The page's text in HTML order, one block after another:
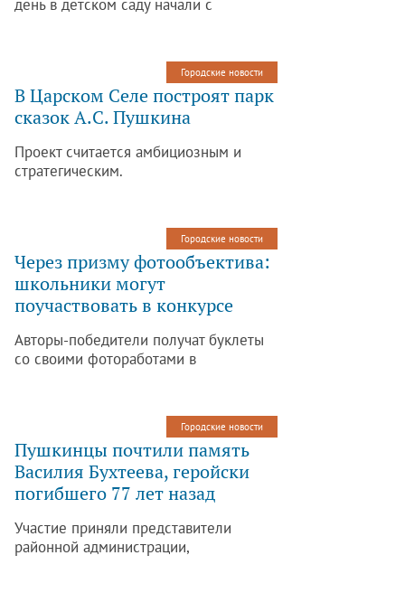
день в детском саду начали с
Городские новости
В Царском Селе построят парк
сказок А.С. Пушкина
Проект считается амбициозным и
стратегическим.
Городские новости
Через призму фотообъектива:
школьники могут
поучаствовать в конкурсе
Авторы-победители получат буклеты
со своими фотоработами в
Городские новости
Пушкинцы почтили память
Василия Бухтеева, геройски
погибшего 77 лет назад
Участие приняли представители
районной администрации,